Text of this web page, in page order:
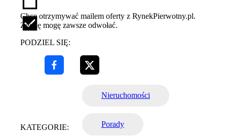
Chcę otrzymywać mailem oferty z RynekPierwotny.pl.
Zgodę mogę zawsze odwołać.
PODZIEL SIĘ:
KATEGORIE:
Nieruchomości
Porady